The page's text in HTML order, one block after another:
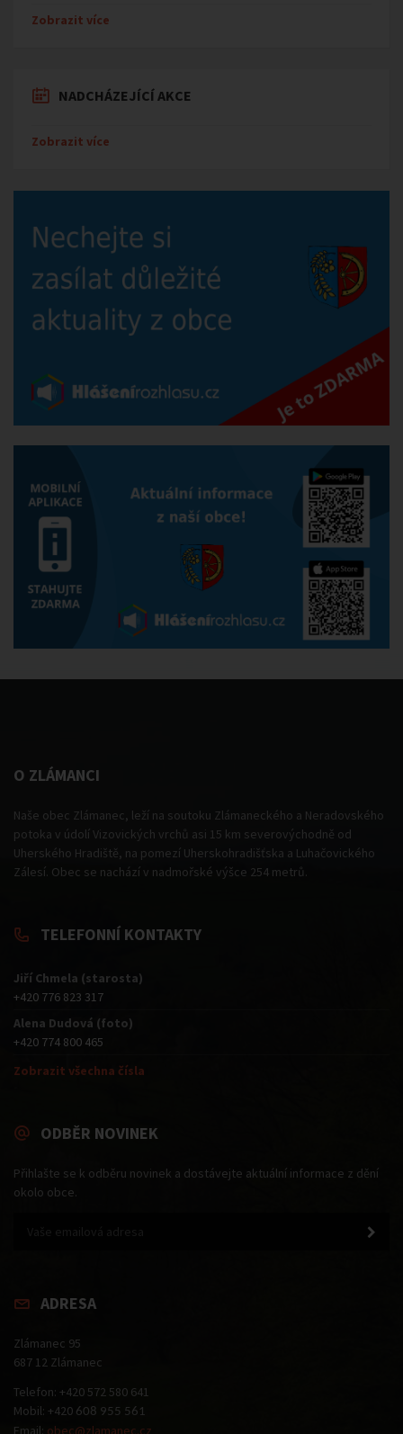
Zobrazit více
NADCHÁZEJÍCÍ AKCE
Zobrazit více
O ZLÁMANCI
Naše obec Zlámanec, leží na soutoku Zlámaneckého a Neradovského
potoka v údolí Vizovických vrchů asi 15 km severovýchodně od
Uherského Hradiště, na pomezí Uherskohradišťska a Luhačovického
Zálesí. Obec se nachází v nadmořské výšce 254 metrů.
TELEFONNÍ KONTAKTY
Jiří Chmela (starosta)
+420 776 823 317
Alena Dudová (foto)
+420 774 800 465
Zobrazit všechna čísla
ODBĚR NOVINEK
Přihlašte se k odběru novinek a dostávejte aktuální informace z dění
okolo obce.
ADRESA
Zlámanec 95
687 12 Zlámanec
Telefon: +420 572 580 641
Mobil: +420 608 955 561
Email: obec@zlamanec.cz